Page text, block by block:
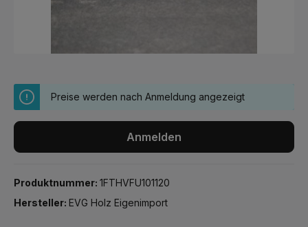
Preise werden nach Anmeldung angezeigt
Anmelden
Produktnummer: 1FTHVFU101120
Hersteller: EVG Holz Eigenimport